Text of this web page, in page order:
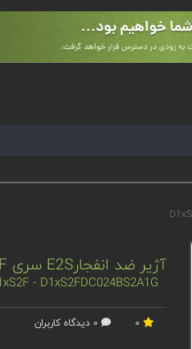
آژیر ضد انفجارE2S سری D1xS2F مدل D1xS2FDC024BS2A1G
- D1xS2FDC024BS2A1G